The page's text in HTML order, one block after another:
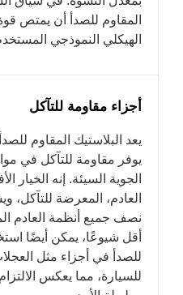
المقاوم للصدأ أن يمتص
الهيكلي النموذجي
أجزاء مقاومة للتآكل
يعد البلاستيك المقاوم
يوفر مقاومة للتآكل في
الجوية السيئة. إنه الخيار
العادم، المعرضة
نصف جميع أنظمة العادم
أقل شيوعًا، يمكن أيضًا
للصدأ في أجزاء مثل
للسيارة، مما يعكس